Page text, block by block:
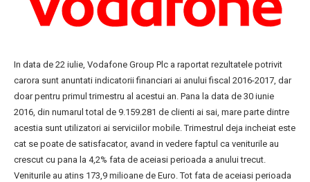
In data de 22 iulie, Vodafone Group Plc a raportat rezultatele potrivit
carora sunt anuntati indicatorii financiari ai anului fiscal 2016-2017, dar
doar pentru primul trimestru al acestui an. Pana la data de 30 iunie
2016, din numarul total de 9.159.281 de clienti ai sai, mare parte dintre
acestia sunt utilizatori ai serviciilor mobile. Trimestrul deja incheiat este
cat se poate de satisfacator, avand in vedere faptul ca veniturile au
crescut cu pana la 4,2% fata de aceiasi perioada a anului trecut.
Veniturile au atins 173,9 milioane de Euro. Tot fata de aceiasi perioada